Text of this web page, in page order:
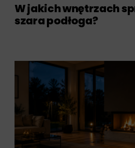
W jakich wnętrzach
szara podłoga?